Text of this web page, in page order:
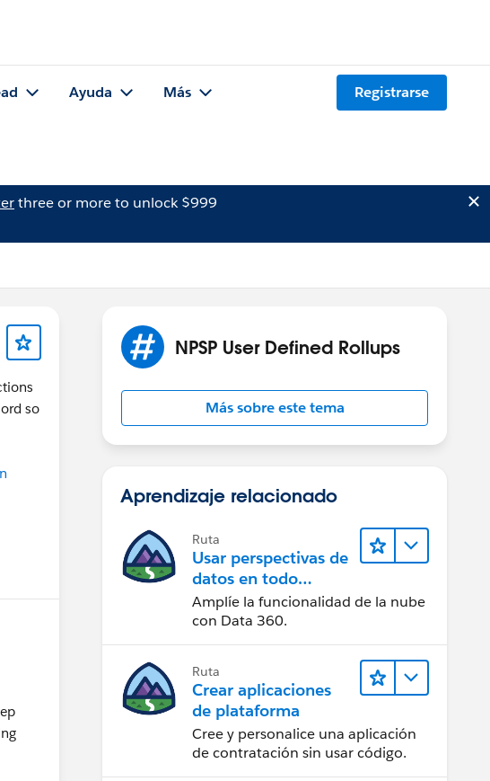
Ayuda Más Registrarse
three or more to unlock $999
so
NPSP User Defined Rollups
Más sobre este tema
Aprendizaje relacionado
Ruta
Usar perspectivas de
datos en todo
Salesforce
Amplíe la funcionalidad de la nube
con Data 360.
Ruta
Crear aplicaciones
de plataforma
Cree y personalice una aplicación
de contratación sin usar código.